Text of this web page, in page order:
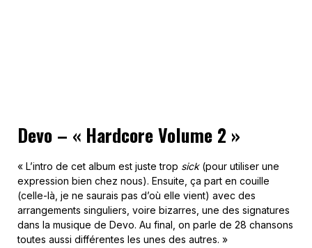
Devo – « Hardcore Volume 2 »
« L’intro de cet album est juste trop sick(pour utiliser une
expression bien chez nous). Ensuite, ça part en couille
(celle-là, je ne saurais pas d’où elle vient) avec des
arrangements singuliers, voire bizarres, une des signatures
dans la musique de Devo. Au final, on parle de 28 chansons
toutes aussi différentes les unes des autres. »